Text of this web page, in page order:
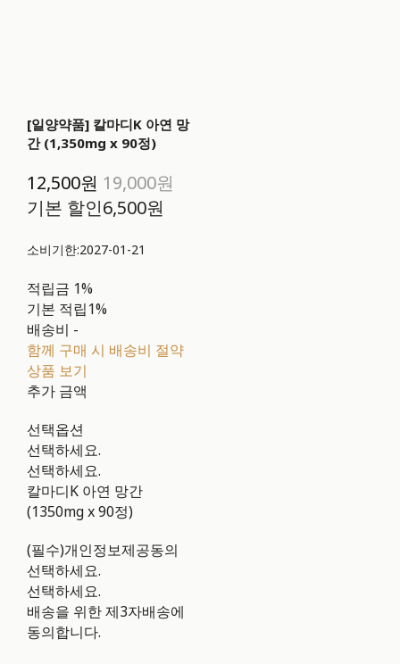
[일양약품] 칼마디K 아연 망
간 (1,350mg x 90정)
12,500원 19,000원
기본 할인6,500원
소비기한:2027-01-21
적립금 1%
기본 적립1%
배송비 -
함께 구매 시 배송비 절약
상품 보기
추가 금액
선택옵션
선택하세요.
선택하세요.
칼마디K 아연 망간
(1350mg x 90정)
(필수)개인정보제공동의
선택하세요.
선택하세요.
배송을 위한 제3자배송에
동의합니다.